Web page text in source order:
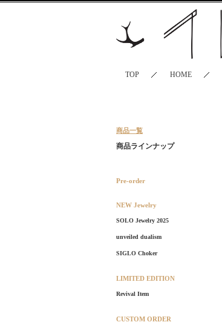
TOP HOME
商品一覧
商品ラインナップ
Pre-order
NEW Jewelry
SOLO Jewelry 2025
unveiled dualism
SIGLO Choker
LIMITED EDITION
Revival Item
CUSTOM ORDER